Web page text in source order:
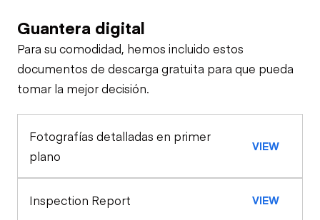
Brakes / Tires
Cab
Seat Belts
Horn
Configuration
Safety Lock
Out/Stop
General Appearance
Engine
A/C Compressor
Underbody
Guantera digital
Para su comodidad, hemos incluido estos
documentos de descarga gratuita para que pueda
tomar la mejor decisión.
Fotografías detalladas en primer
plano
VIEW
Inspection Report VIEW